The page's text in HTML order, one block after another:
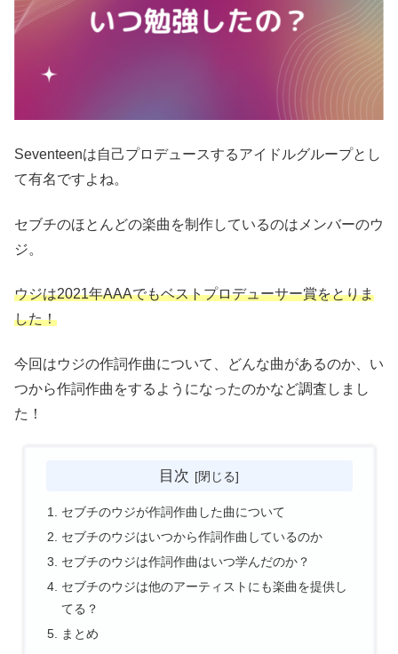
Seventeenは自己プロデュースするアイドルグループとし
て有名ですよね。
セブチのほとんどの楽曲を制作しているのはメンバーのウ
ジ。
ウジは2021年AAAでもベストプロデューサー賞をとりま
した！
今回はウジの作詞作曲について、どんな曲があるのか、い
つから作詞作曲をするようになったのかなど調査しまし
た！
目次
セブチのウジが作詞作曲した曲について
セブチのウジはいつから作詞作曲しているのか
セブチのウジは作詞作曲はいつ学んだのか？
セブチのウジは他のアーティストにも楽曲を提供し
てる？
まとめ